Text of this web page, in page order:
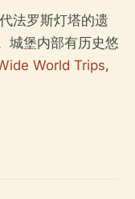
法罗斯灯塔的遗
城堡内部有历史悠
World Trips,